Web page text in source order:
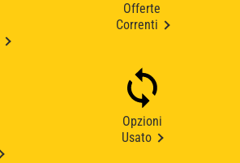
Offerte
Correnti
Opzioni
Usato